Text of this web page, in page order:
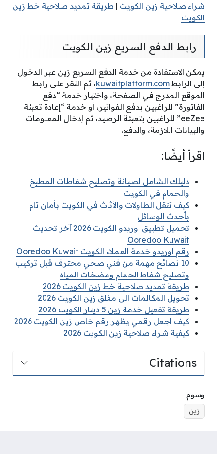
شراء صلاحية زين الكويت | طريقة تمديد صلاحية خط زين
الكويت
رابط الدفع السريع زين الكويت
يمكن الاستفادة من خدمة الدفع السريع زين عبر الدخول
إلى الرابط kuwaitplatform.com، ثم النقر على رابط
الموقع المدرج في الصفحة، واختيار خدمة “دفع
الفاتورة” للراغبين بدفع الفواتير، أو خدمة “إعادة تعبئة
eeZee” للراغبين بتعبئة الرصيد، ثم إدخال المعلومات
والبيانات اللازمة، والدفع.
اقرأ أيضًا:
دليلك الشامل لصيانة وتصليح شفاطات المطبخ
والحمام في الكويت
كيف تنقل الطاولات والأثاث في الكويت بأمان تام
بأحدث الوسائل
تحميل تطبيق اوريدو الكويت 2026 آخر تحديث
Ooredoo Kuwait
رقم اوريدو خدمة العملاء الكويت Ooredoo Kuwait
10 نصائح مهمة من فني صحي محترف قبل تركيب
وتصليح شفاط الحمام ومضخات المياه
طريقة تمديد صلاحية خط زين الكويت 2026
تحويل المكالمات الى مغلق زين الكويت 2026
طريقة تفعيل خدمة زين 5 دينار الكويت 2026
كيف اجعل رقمي يظهر رقم خاص زين الكويت 2026
كيفية شراء صلاحية زين الكويت 2026
Citations
وسوم:
زين